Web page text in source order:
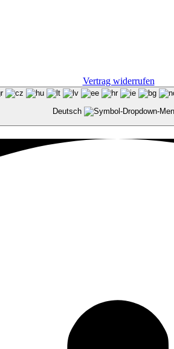
Vertrag widerrufen
Deutsch